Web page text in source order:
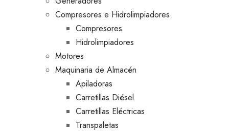
Compresores e Hidrolimpiadores
Compresores
Hidrolimpiadores
Motores
Maquinaria de Almacén
Apiladoras
Carretillas Diésel
Carretillas Eléctricas
Transpaletas